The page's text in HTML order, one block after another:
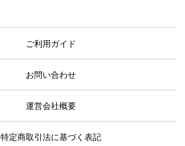
ご利用ガイド
お問い合わせ
運営会社概要
特定商取引法に基づく表記